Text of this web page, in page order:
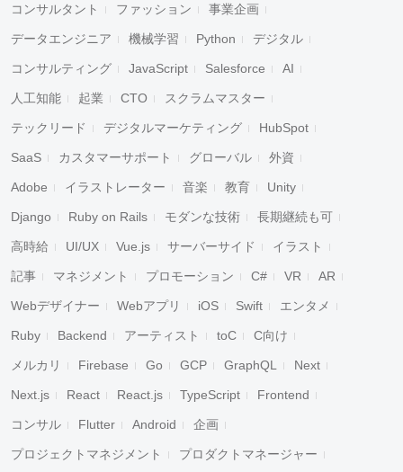
コンサルタント ファッション 事業企画
データエンジニア 機械学習 Python デジタル
コンサルティング JavaScript Salesforce AI
人工知能 起業 CTO スクラムマスター
テックリード デジタルマーケティング HubSpot
SaaS カスタマーサポート グローバル 外資
Adobe イラストレーター 音楽 教育 Unity
Django Ruby on Rails モダンな技術 長期継続も可
高時給 UI/UX Vue.js サーバーサイド イラスト
記事 マネジメント プロモーション C# VR AR
Webデザイナー Webアプリ iOS Swift エンタメ
Ruby Backend アーティスト toC C向け
メルカリ Firebase Go GCP GraphQL Next
Next.js React React.js TypeScript Frontend
コンサル Flutter Android 企画
プロジェクトマネジメント プロダクトマネージャー